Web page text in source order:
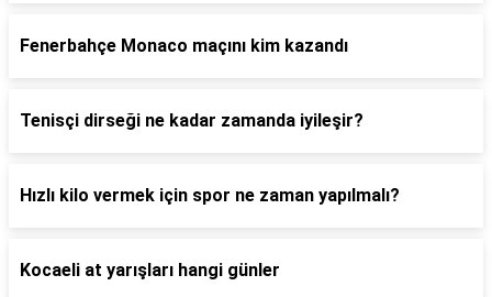
Fenerbahçe Monaco maçını kim kazandı
Tenisçi dirseği ne kadar zamanda iyileşir?
Hızlı kilo vermek için spor ne zaman yapılmalı?
Kocaeli at yarışları hangi günler